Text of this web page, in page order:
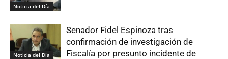
Noticia del Día
Noticia del Día
Senador Fidel Espinoza tras
confirmación de investigación de
Fiscalía por presunto incidente de